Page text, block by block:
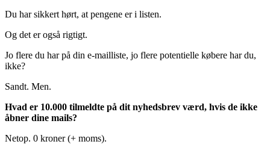
Du har sikkert hørt, at pengene er i listen.
Og det er også rigtigt.
Jo flere du har på din e-mailliste, jo flere potentielle købere har du,
ikke?
Sandt. Men.
Hvad er 10.000 tilmeldte på dit nyhedsbrev værd, hvis de ikke
åbner dine mails?
Netop. 0 kroner (+ moms).